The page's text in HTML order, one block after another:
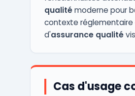
qualitémoderne pour
contexte réglementaire
d'assurance qualité
Cas d'usage